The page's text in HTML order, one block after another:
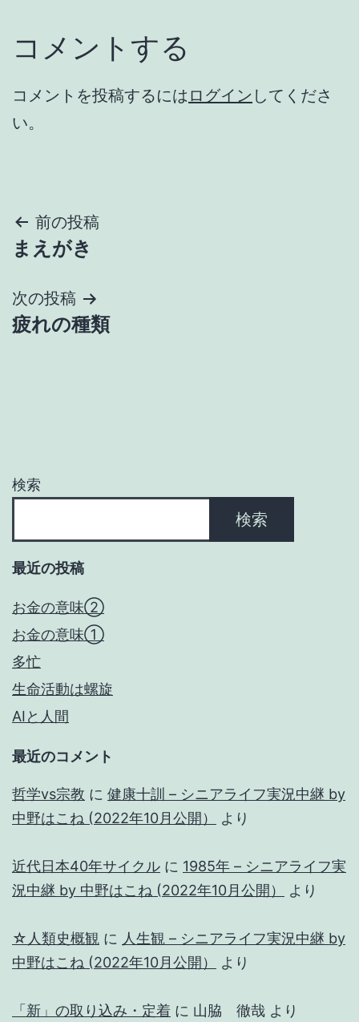
コメントする
コメントを投稿するには ログイン してくださ
い。
投
稿
ナ
ビ
ョ
前の投稿
まえがき
次の投稿
疲れの種類
検索
検索
最近の投稿
お金の意味②
お金の意味①
多忙
生命活動は螺旋
AIと人間
最近のコメント
哲学vs宗教 に 健康十訓 – シニアライフ実況中継 by
中野はこね (2022年10月公開）
より
近代日本40年サイクル に 1985年 – シニアライフ実
況中継 by 中野はこね (2022年10月公開）
より
☆人類史概観 に 人生観 – シニアライフ実況中継 by
中野はこね (2022年10月公開）
より
「新」の取り込み・定着 に 山脇 徹哉 より